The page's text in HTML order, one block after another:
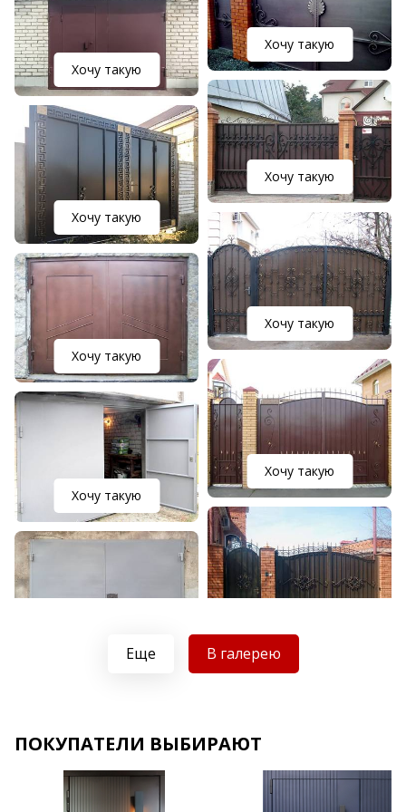
Хочу такую
Хочу такую
Хочу такую
Хочу такую
Хочу такую
Хочу такую
Хочу такую
Хочу такую
Хочу такую
Еще В галерею
ПОКУПАТЕЛИ ВЫБИРАЮТ